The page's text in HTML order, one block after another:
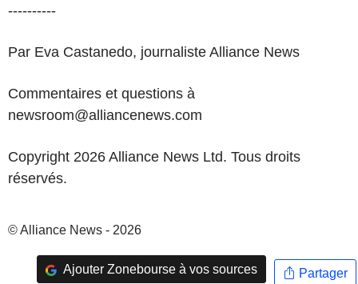
----------
Par Eva Castanedo, journaliste Alliance News
Commentaires et questions à
newsroom@alliancenews.com
Copyright 2026 Alliance News Ltd. Tous droits
réservés.
© Alliance News - 2026
Ajouter Zonebourse à vos sources Partager